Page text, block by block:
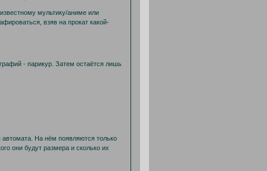
мультику/аниме или
взяв на прокат какой-
- парикур. Затем остаётся лишь
На нём появляются только
они будут размера и сколько их